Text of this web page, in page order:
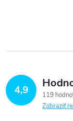
4,9
119
Zobraziť